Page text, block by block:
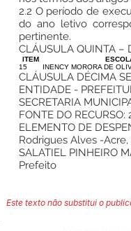
2.2 O período de
do ano letivo
pertinente.
CLÁUSULA QUINTA –
ITEM
15
INENCY MORORA DE
CLÁUSULA DÉCIMA
ENTIDADE -
SECRETARIA
FONTE DO RECURSO:
ELEMENTO DE
Rodrigues Alves -
SALATIEL PINHEIRO
Prefeito
Este texto não substitui o